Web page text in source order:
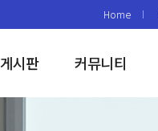
Home
게시판 커뮤니티